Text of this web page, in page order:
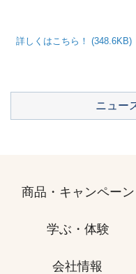
詳しくはこちら！ (348.6KB)
ニュー
商品・キャンペーン
学ぶ・体験
会社情報